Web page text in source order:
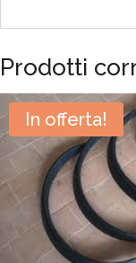
Prodotti
In offerta!